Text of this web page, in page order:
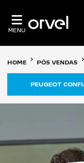
MENU
HOME PÓS VENDAS
PEUGEOT